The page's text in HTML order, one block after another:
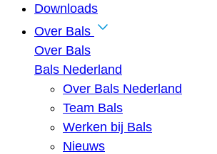
Downloads
Over Bals
Over Bals
Bals Nederland
Over Bals Nederland
Team Bals
Werken bij Bals
Nieuws